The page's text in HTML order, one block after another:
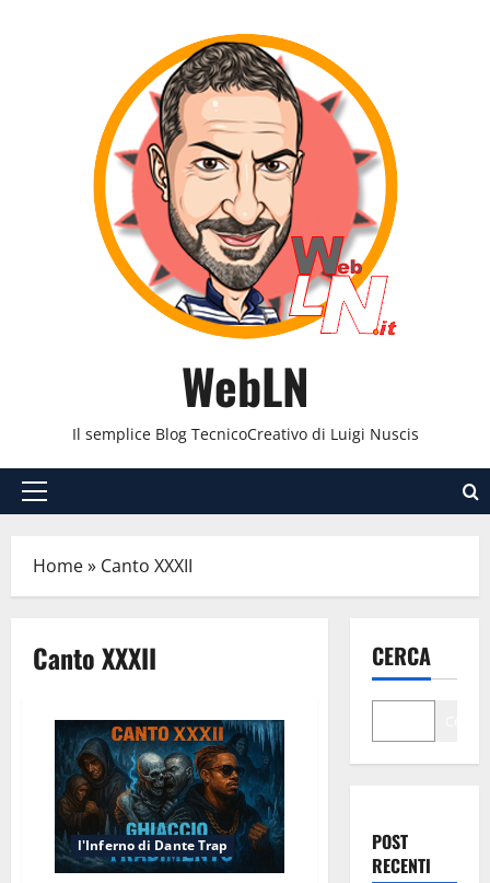
WebLN
Il semplice Blog TecnicoCreativo di Luigi Nuscis
Menu
Home» Canto XXXII
Canto XXXII
l'Inferno di Dante Trap
CERCA
POST
RECENTI